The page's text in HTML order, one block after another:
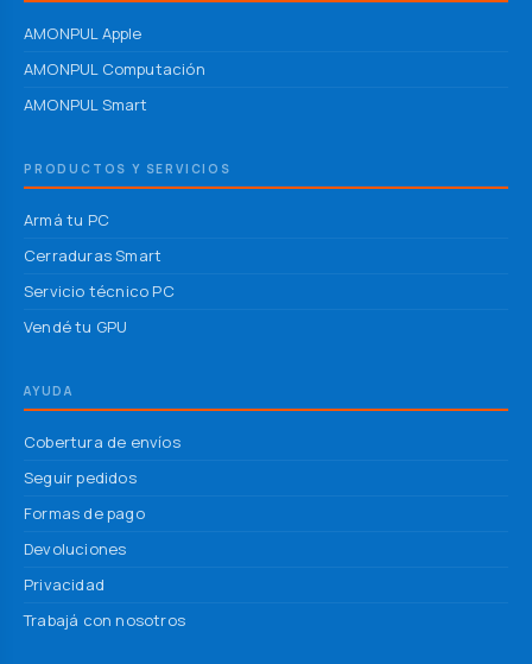
AMONPUL Apple
AMONPUL Computación
AMONPUL Smart
PRODUCTOS Y SERVICIOS
Armá tu PC
Cerraduras Smart
Servicio técnico PC
Vendé tu GPU
AYUDA
Cobertura de envíos
Seguir pedidos
Formas de pago
Devoluciones
Privacidad
Trabajá con nosotros